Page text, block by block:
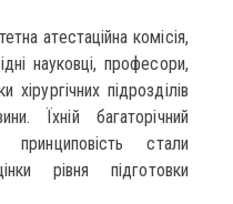
атестаційна комісія,
науковці, професори,
хірургічних підрозділів
Їхній багаторічний
стали
рівня підготовки